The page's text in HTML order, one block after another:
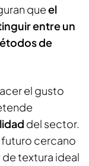
queel
entre un
de
el gusto
del sector.
futuro cercano
de textura ideal